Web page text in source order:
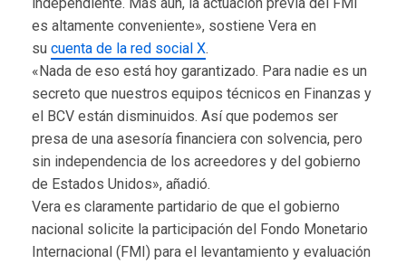
es altamente conveniente», sostiene Vera en
su cuenta de la red social X.
«Nada de eso está hoy garantizado. Para nadie es un
secreto que nuestros equipos técnicos en Finanzas y
el BCV están disminuidos. Así que podemos ser
presa de una asesoría financiera con solvencia, pero
sin independencia de los acreedores y del gobierno
de Estados Unidos», añadió.
Vera es claramente partidario de que el gobierno
nacional solicite la participación del Fondo Monetario
Internacional (FMI) para el levantamiento y evaluación